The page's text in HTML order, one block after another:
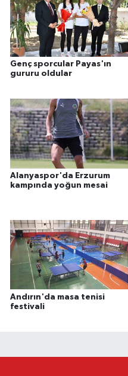
Genç sporcular Payas'ın
gururu oldular
Alanyaspor'da Erzurum
kampında yoğun mesai
Andırın'da masa tenisi
festivali